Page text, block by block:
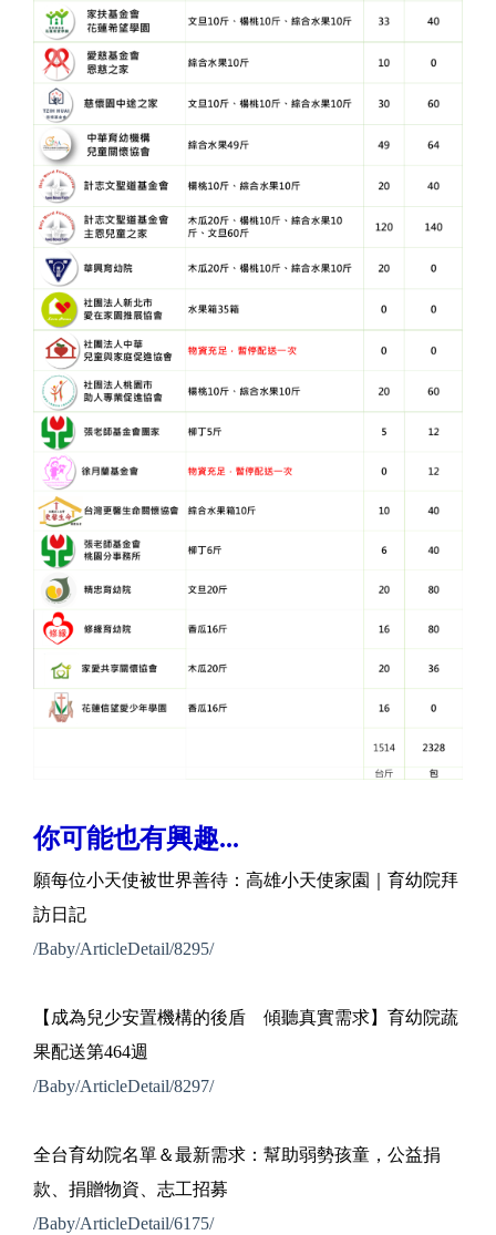
你可能也有興趣...
願每位小天使被世界善待：高雄小天使家園｜育幼院拜
訪日記
/Baby/ArticleDetail/8295/
【成為兒少安置機構的後盾 傾聽真實需求】育幼院蔬
果配送第464週
/Baby/ArticleDetail/8297/
全台育幼院名單＆最新需求：幫助弱勢孩童，公益捐
款、捐贈物資、志工招募
/Baby/ArticleDetail/6175/